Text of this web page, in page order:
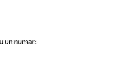
un numar: